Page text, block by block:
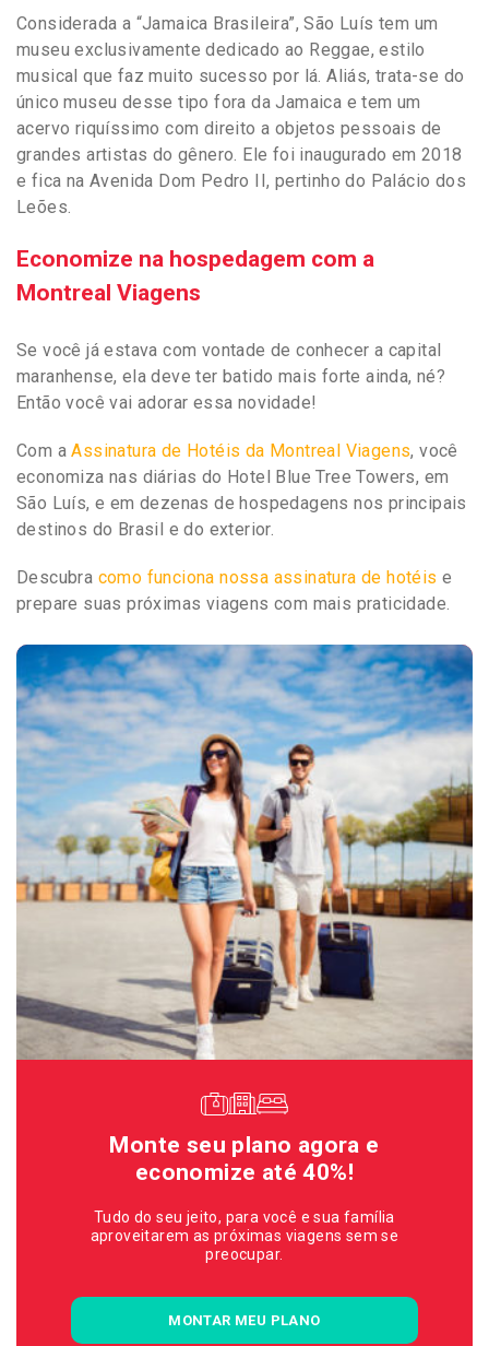
Considerada a “Jamaica Brasileira”, São Luís tem um
museu exclusivamente dedicado ao Reggae, estilo
musical que faz muito sucesso por lá. Aliás, trata-se do
único museu desse tipo fora da Jamaica e tem um
acervo riquíssimo com direito a objetos pessoais de
grandes artistas do gênero. Ele foi inaugurado em 2018
e fica na Avenida Dom Pedro II, pertinho do Palácio dos
Leões.
Economize na hospedagem com a
Montreal Viagens
Se você já estava com vontade de conhecer a capital
maranhense, ela deve ter batido mais forte ainda, né?
Então você vai adorar essa novidade!
Com aAssinatura de Hotéis da Montreal Viagens, você
economiza nas diárias do Hotel Blue Tree Towers, em
São Luís, e em dezenas de hospedagens nos principais
destinos do Brasil e do exterior.
Descubra como funciona nossa assinatura de hotéis e
prepare suas próximas viagens com mais praticidade.
Monte seu plano agora e
economize até 40%!
Tudo do seu jeito, para você e sua família
aproveitarem as próximas viagens sem se
preocupar.
MONTAR MEU PLANO